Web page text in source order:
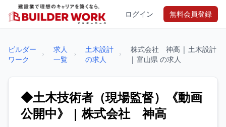
ログイン 無料会員登録
ビルダー
ワーク
求人
一覧
土木設計
の求人
株式会社 神高 | 土木設計
| 富山県 の求人
◆土木技術者（現場監督）《動画
公開中》 | 株式会社 神高